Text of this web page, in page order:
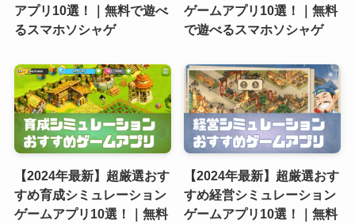
アプリ10選！｜無料で遊べ
るスマホソシャゲ
ゲームアプリ10選！｜無料
で遊べるスマホソシャゲ
【2024年最新】超厳選おす
すめ育成シミュレーション
ゲームアプリ10選！｜無料
【2024年最新】超厳選おす
すめ経営シミュレーション
ゲームアプリ10選！｜無料